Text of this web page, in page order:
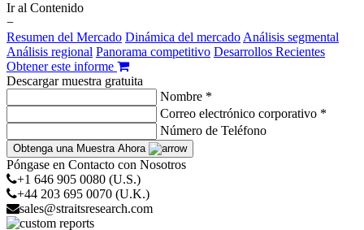
Ir al Contenido
−
Resumen del Mercado Dinámica del mercado Análisis segmental
Análisis regional Panorama competitivo Desarrollos Recientes
Obtener este informe
Descargar muestra gratuita
Nombre *
Correo electrónico corporativo *
Número de Teléfono
Obtenga una Muestra Ahora
Póngase en Contacto con Nosotros
+1 646 905 0080 (U.S.)
+44 203 695 0070 (U.K.)
sales@straitsresearch.com